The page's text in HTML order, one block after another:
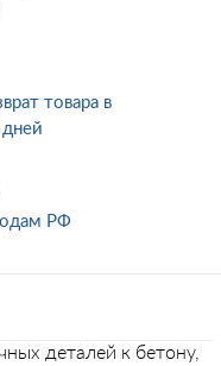
товара в
РФ
деталей к бетону,